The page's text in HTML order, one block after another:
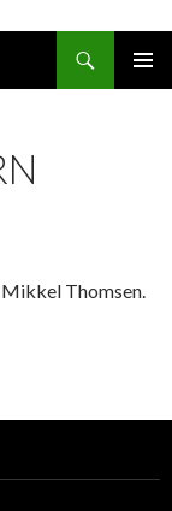
Thomsen.